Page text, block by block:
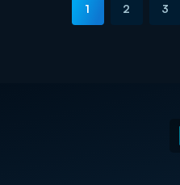
1 2 3